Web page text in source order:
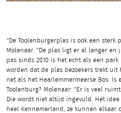
"De Toolenburgerplas is ook een sterk
Molenaar. "De plas ligt er al langer en
pas sinds 2010 is het echt als een
worden dat de plas bezoekers trekt uit
net als het Haarlemmermeerse Bos. Is
Toolenburg? Molenaar: "Er is veel
Die wordt niet altijd ingevuld. Het
heel Kennemerland, ze kunnen elkaar